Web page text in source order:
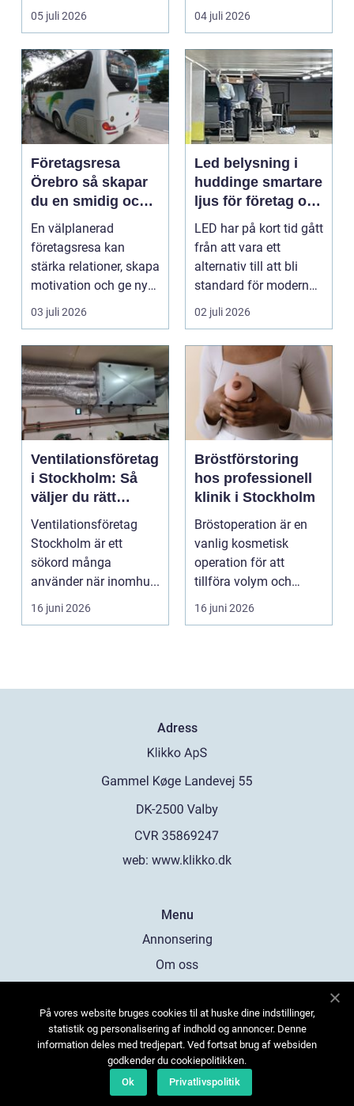
05 juli 2026
att pla...
04 juli 2026
Företagsresa
Örebro så skapar
du en smidig och
minnesvärd resa
för hela teamet
En välplanerad
företagsresa kan
stärka relationer, skapa
motivation och ge ny
energi till både chefe...
03 juli 2026
Led belysning i
huddinge smartare
ljus för företag och
fastigheter
LED har på kort tid gått
från att vara ett
alternativ till att bli
standard för modern
belysning. Fö...
02 juli 2026
Ventilationsföretag
i Stockholm: Så
väljer du rätt
partner för frisk
luft inomhus
Ventilationsföretag
Stockholm är ett
sökord många
använder när inomhu...
16 juni 2026
Bröstförstoring
hos professionell
klinik i Stockholm
Bröstoperation är en
vanlig kosmetisk
operation för att
tillföra volym och
skapa...
16 juni 2026
Adress
web: www.klikko.dk
Menu
Annonsering
Om oss
Kontakta oss
Sitemap
På vores website bruges cookies til at huske dine indstillinger,
statistik og personalisering af indhold og annoncer. Denne
information deles med tredjepart. Ved fortsat brug af websiden
godkender du cookiepolitikken.
Ok
Privatlivspolitik